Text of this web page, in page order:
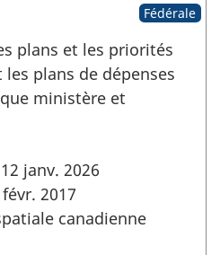
Fédérale
plans et les priorités
les plans de dépenses
ministère et
12 janv. 2026
2017
canadienne